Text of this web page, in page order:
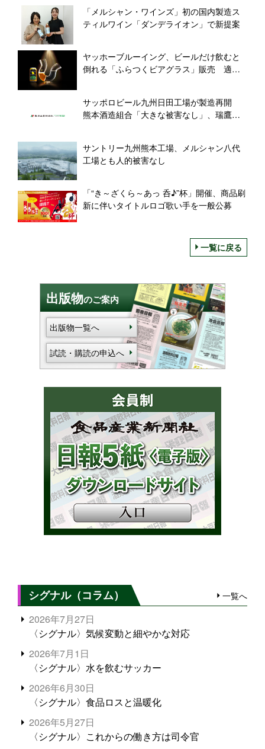
「メルシャン・ワインズ」初の国内製造ス
ティルワイン「ダンデライオン」で新提案
ヤッホーブルーイング、ビールだけ飲むと
倒れる「ふらつくビアグラス」販売 適正
サッポロビール九州日田工場が製造再開
熊本酒造組合「大きな被害なし」、瑞鷹は
サントリー九州熊本工場、メルシャン八代
工場とも人的被害なし
「“き～ざくら～あっ 呑♪”杯」開催、商品刷
新に伴いタイトルロゴ歌い手を一般公募
一覧に戻る
出版物のご案内
出版物一覧へ
試読・購読の申込へ
シグナル（コラム） 一覧へ
2026年7月27日
〈シグナル〉気候変動と細やかな対応
2026年7月1日
〈シグナル〉水を飲むサッカー
2026年6月30日
〈シグナル〉食品ロスと温暖化
2026年5月27日
〈シグナル〉これからの働き方は司令官